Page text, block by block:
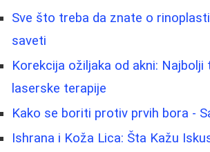
Sve što treba da znate o
saveti
Korekcija ožiljaka od akni: Najbolji
laserske terapije
Kako se boriti protiv prvih bora -
Ishrana i Koža Lica: Šta Kažu